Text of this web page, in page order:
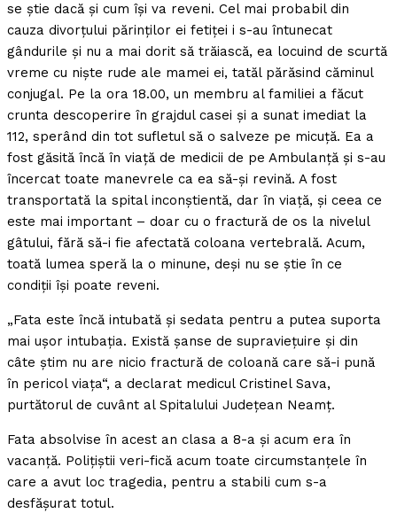
se ştie dacă şi cum îşi va reveni. Cel mai probabil din
cauza divorţului părinţilor ei fetiţei i s-au întunecat
gândurile şi nu a mai dorit să trăiască, ea locuind de scurtă
vreme cu nişte rude ale mamei ei, tatăl părăsind căminul
conjugal. Pe la ora 18.00, un membru al familiei a făcut
crunta descoperire în grajdul casei şi a sunat imediat la
112, sperând din tot sufletul să o salveze pe micuţă. Ea a
fost găsită încă în viaţă de medicii de pe Ambulanţă şi s-au
încercat toate manevrele ca ea să-şi revină. A fost
transportată la spital inconştientă, dar în viaţă, şi ceea ce
este mai important – doar cu o fractură de os la nivelul
gâtului, fără să-i fie afectată coloana vertebrală. Acum,
toată lumea speră la o minune, deşi nu se ştie în ce
condiţii îşi poate reveni.
„Fata este încă intubată şi sedata pentru a putea suporta
mai uşor intubaţia. Există şanse de supravieţuire şi din
câte ştim nu are nicio fractură de coloană care să-i pună
în pericol viaţa“, a declarat medicul Cristinel Sava,
purtătorul de cuvânt al Spitalului Judeţean Neamţ.
Fata absolvise în acest an clasa a 8-a şi acum era în
vacanţă. Poliţiştii veri-fică acum toate circumstanţele în
care a avut loc tragedia, pentru a stabili cum s-a
desfăşurat totul.